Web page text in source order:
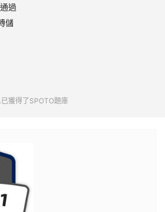
過
儲
已獲得了SPOTO題庫